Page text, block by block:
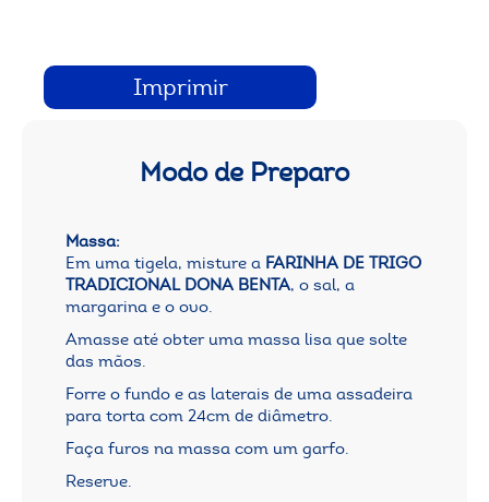
Imprimir
Modo de Preparo
Massa:
Em uma tigela, misture a FARINHA DE TRIGO
TRADICIONAL DONA BENTA, o sal, a
margarina e o ovo.
Amasse até obter uma massa lisa que solte
das mãos.
Forre o fundo e as laterais de uma assadeira
para torta com 24cm de diâmetro.
Faça furos na massa com um garfo.
Reserve.